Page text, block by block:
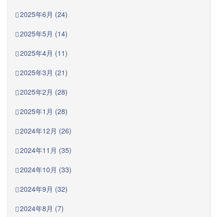
2025年6月 (24)
2025年5月 (14)
2025年4月 (11)
2025年3月 (21)
2025年2月 (28)
2025年1月 (28)
2024年12月 (26)
2024年11月 (35)
2024年10月 (33)
2024年9月 (32)
2024年8月 (7)